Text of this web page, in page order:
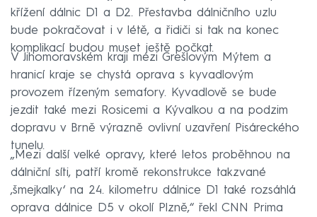
křížení dálnic D1 a D2. Přestavba dálničního uzlu
bude pokračovat i v létě, a řidiči si tak na konec
komplikací budou muset ještě počkat.
V Jihomoravském kraji mezi Grešlovým Mýtem a
hranicí kraje se chystá oprava s kyvadlovým
provozem řízeným semafory. Kyvadlově se bude
jezdit také mezi Rosicemi a Kývalkou a na podzim
dopravu v Brně výrazně ovlivní uzavření Pisáreckého
tunelu.
„Mezi další velké opravy, které letos proběhnou na
dálniční síti, patří kromě rekonstrukce takzvané
‚šmejkalky‘ na 24. kilometru dálnice D1 také rozsáhlá
oprava dálnice D5 v okolí Plzně,“ řekl CNN Prima